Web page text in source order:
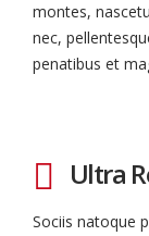
montes,
nec,
penatibus et
Ultra
Sociis natoque